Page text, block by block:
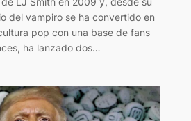
del vampiro se ha convertido en
pop con una base de fans
ha lanzado dos…